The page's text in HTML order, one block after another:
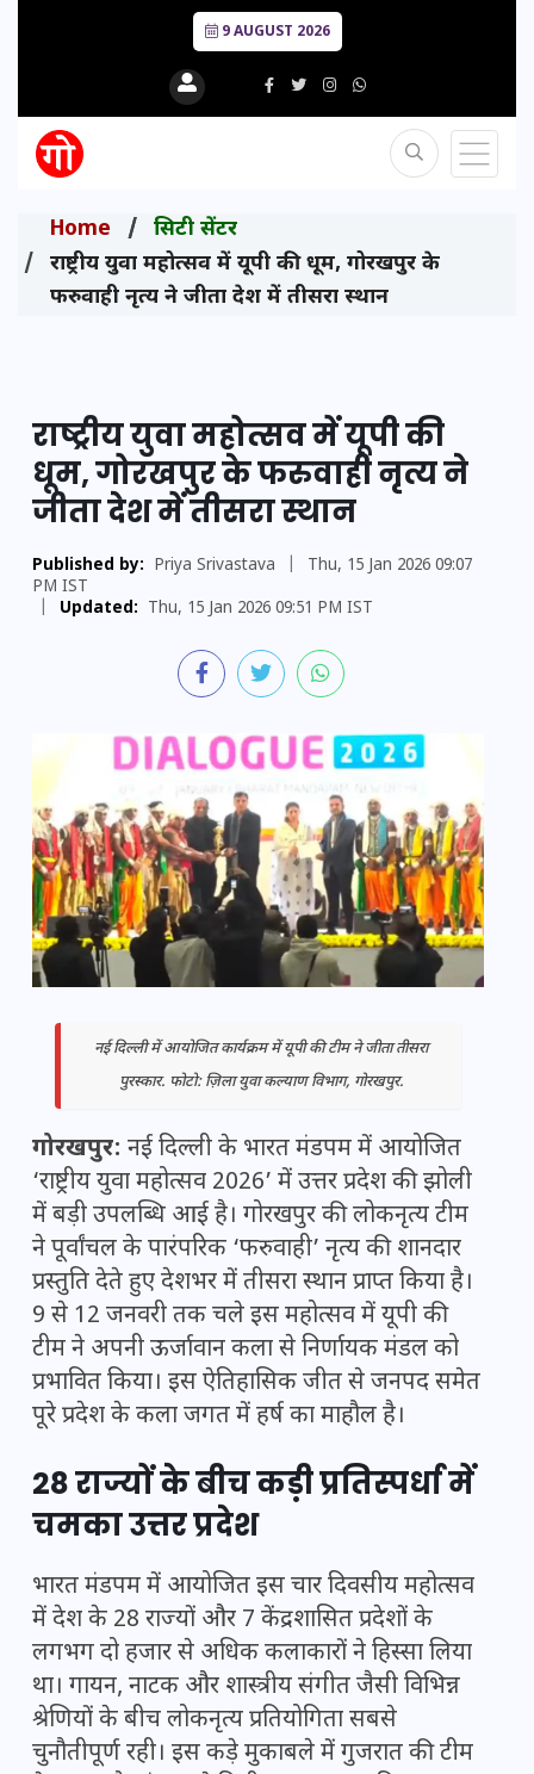
9 AUGUST 2026
Home
सिटी सेंटर
राष्ट्रीय युवा महोत्सव में यूपी की धूम, गोरखपुर के
फरुवाही नृत्य ने जीता देश में तीसरा स्थान
राष्ट्रीय युवा महोत्सव में यूपी की
धूम, गोरखपुर के फरुवाही नृत्य ने
जीता देश में तीसरा स्थान
Published by: Priya Srivastava
Thu, 15 Jan 2026 09:07
PM IST
Updated: Thu, 15 Jan 2026 09:51 PM IST
नई दिल्ली में आयोजित कार्यक्रम में यूपी की टीम ने जीता तीसरा
पुरस्कार. फोटो: ज़िला युवा कल्याण विभाग, गोरखपुर.
गोरखपुर: नई दिल्ली के भारत मंडपम में आयोजित
‘राष्ट्रीय युवा महोत्सव 2026’ में उत्तर प्रदेश की झोली
में बड़ी उपलब्धि आई है। गोरखपुर की लोकनृत्य टीम
ने पूर्वांचल के पारंपरिक ‘फरुवाही’ नृत्य की शानदार
प्रस्तुति देते हुए देशभर में तीसरा स्थान प्राप्त किया है।
9 से 12 जनवरी तक चले इस महोत्सव में यूपी की
टीम ने अपनी ऊर्जावान कला से निर्णायक मंडल को
प्रभावित किया। इस ऐतिहासिक जीत से जनपद समेत
पूरे प्रदेश के कला जगत में हर्ष का माहौल है।
28 राज्यों के बीच कड़ी प्रतिस्पर्धा में
चमका उत्तर प्रदेश
भारत मंडपम में आयोजित इस चार दिवसीय महोत्सव
में देश के 28 राज्यों और 7 केंद्रशासित प्रदेशों के
लगभग दो हजार से अधिक कलाकारों ने हिस्सा लिया
था। गायन, नाटक और शास्त्रीय संगीत जैसी विभिन्न
श्रेणियों के बीच लोकनृत्य प्रतियोगिता सबसे
चुनौतीपूर्ण रही। इस कड़े मुकाबले में गुजरात की टीम